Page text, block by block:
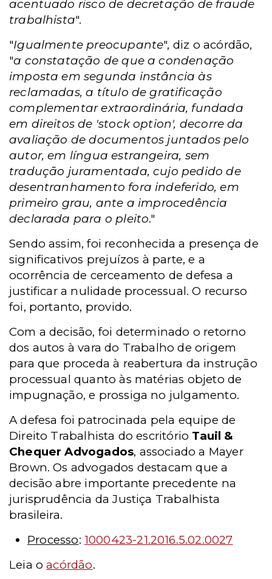
acentuado risco de decretação de fraude
trabalhista".
"Igualmente preocupante", diz o acórdão,
"a constatação de que a condenação
imposta em segunda instância às
reclamadas, a título de gratificação
complementar extraordinária, fundada
em direitos de 'stock option', decorre da
avaliação de documentos juntados pelo
autor, em língua estrangeira, sem
tradução juramentada, cujo pedido de
desentranhamento fora indeferido, em
primeiro grau, ante a improcedência
declarada para o pleito."
Sendo assim, foi reconhecida a presença de
significativos prejuízos à parte, e a
ocorrência de cerceamento de defesa a
justificar a nulidade processual. O recurso
foi, portanto, provido.
Com a decisão, foi determinado o retorno
dos autos à vara do Trabalho de origem
para que proceda à reabertura da instrução
processual quanto às matérias objeto de
impugnação, e prossiga no julgamento.
A defesa foi patrocinada pela equipe de
Direito Trabalhista do escritório Tauil &
Chequer Advogados, associado a Mayer
Brown. Os advogados destacam que a
decisão abre importante precedente na
jurisprudência da Justiça Trabalhista
brasileira.
Processo: 1000423-21.2016.5.02.0027
Leia oacórdão.